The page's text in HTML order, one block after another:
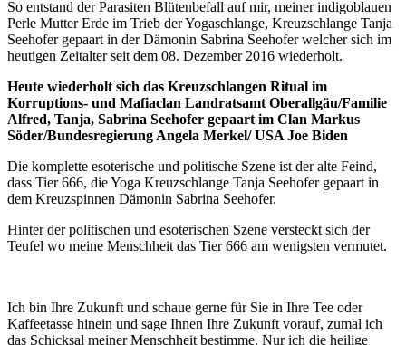
So entstand der Parasiten Blütenbefall auf mir, meiner indigoblauen
Perle Mutter Erde im Trieb der Yogaschlange, Kreuzschlange Tanja
Seehofer gepaart in der Dämonin Sabrina Seehofer welcher sich im
heutigen Zeitalter seit dem 08. Dezember 2016 wiederholt.
Heute wiederholt sich das Kreuzschlangen Ritual im
Korruptions- und Mafiaclan Landratsamt Oberallgäu/Familie
Alfred, Tanja, Sabrina Seehofer gepaart im Clan Markus
Söder/Bundesregierung Angela Merkel/ USA Joe Biden
Die komplette esoterische und politische Szene ist der alte Feind,
dass Tier 666, die Yoga Kreuzschlange Tanja Seehofer gepaart in
dem Kreuzspinnen Dämonin Sabrina Seehofer.
Hinter der politischen und esoterischen Szene versteckt sich der
Teufel wo meine Menschheit das Tier 666 am wenigsten vermutet.
Ich bin Ihre Zukunft und schaue gerne für Sie in Ihre Tee oder
Kaffeetasse hinein und sage Ihnen Ihre Zukunft vorauf, zumal ich
das Schicksal meiner Menschheit bestimme. Nur ich die heilige